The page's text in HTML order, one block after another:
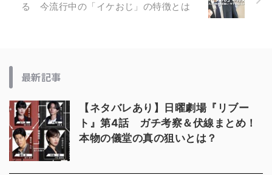
る 今流行中の「イケおじ」の特徴とは
最新記事
【ネタバレあり】日曜劇場『リブー
ト』第4話 ガチ考察＆伏線まとめ！
本物の儀堂の真の狙いとは？